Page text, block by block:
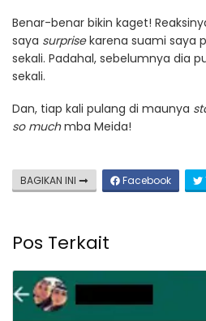
Benar-benar bikin kaget!
saya surprisekarena suami saya
sekali. Padahal, sebelumnya dia
sekali.
Dan, tiap kali pulang di maunya
so muchmba Meida!
BAGIKAN INI Facebook
Pos Terkait